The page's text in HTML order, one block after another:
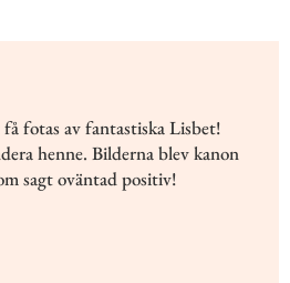
fotas av fantastiska Lisbet!
henne. Bilderna blev kanon
sagt oväntad positiv!